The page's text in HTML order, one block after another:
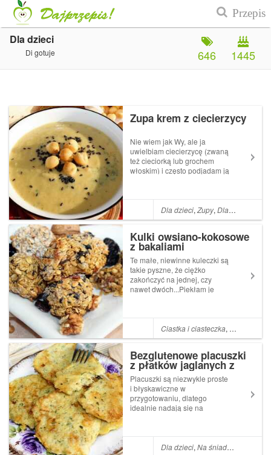
Dla dzieci
Di gotuje 1445
646
Zupa krem z ciecierzycy
Nie wiem jak Wy, ale ja
uwielbiam ciecierzycę (zwaną
też cieciorką lub grochem
włoskim) i często podjadam ją
moje przepisu z cieciorką w
roli głównej - klik.) Tym
Dla dzieci,Zupy,Dla niemowląt
Kulki owsiano-kokosowe
z bakaliami
Te małe, niewinne kuleczki są
takie pyszne, że ciężko
zakończyć na jednej, czy
nawet dwóch...Piekłam je
zaspokojenie ochoty na "coś"
słodkiego.Możecie do nich
Ciastka i ciasteczka, FIT
Bezglutenowe placuszki
z płatków jaglanych z
żółtym serem
Placuszki są niezwykle proste
i błyskawiczne w
przygotowaniu, dlatego
idealnie nadają się na
do lunch boxa.To świetny
Dla dzieci,Na śniadanie i kolację